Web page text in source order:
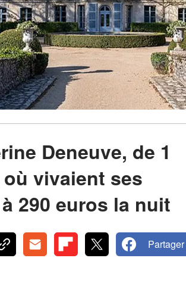
Deneuve, de 1
vivaient ses
290 euros la nuit
Partager